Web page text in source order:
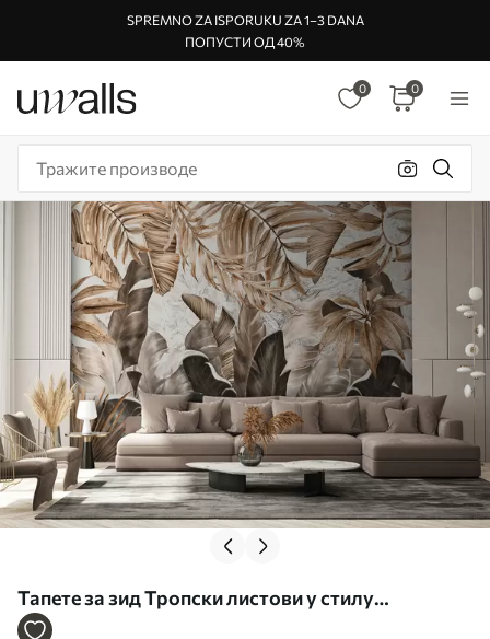
SPREMNO ZA ISPORUKU ZA 1–3 DANA
ПОПУСТИ ОД 40%
0 0
Тапете за зид Тропски листови у стилу
поткровља бр. u95674